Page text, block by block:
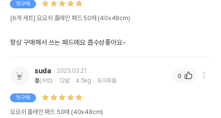
첫구매
[6개 세트] 요요쉬 플레인 패드 50매 (40x48cm)
항상 구매해서 쓰는 패드예요 흡수성좋아요~
suda
2025.03.21
폴(수컷) 12살 4.5kg 토이푸들
첫구매
요요쉬 플레인 패드 50매 (40x48cm)
0